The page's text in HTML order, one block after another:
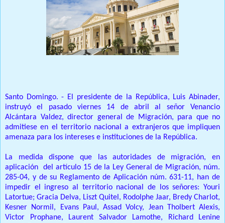
Santo Domingo. - El presidente de la República, Luis Abinader,
instruyó el pasado viernes 14 de abril al señor Venancio
Alcántara Valdez, director general de Migración, para que no
admitiese en el territorio nacional a extranjeros que impliquen
amenaza para los intereses e instituciones de la República.
La medida dispone que las autoridades de migración, en
aplicación del artículo 15 de la Ley General de Migración, núm.
285-04, y de su Reglamento de Aplicación núm. 631-11, han de
impedir el ingreso al territorio nacional de los señores: Youri
Latortue; Gracia Delva, Liszt Quitel, Rodolphe Jaar, Bredy Charlot,
Kesner Normil, Evans Paul, Assad Volcy, Jean Tholbert Alexis,
Victor Prophane, Laurent Salvador Lamothe, Richard Lenine